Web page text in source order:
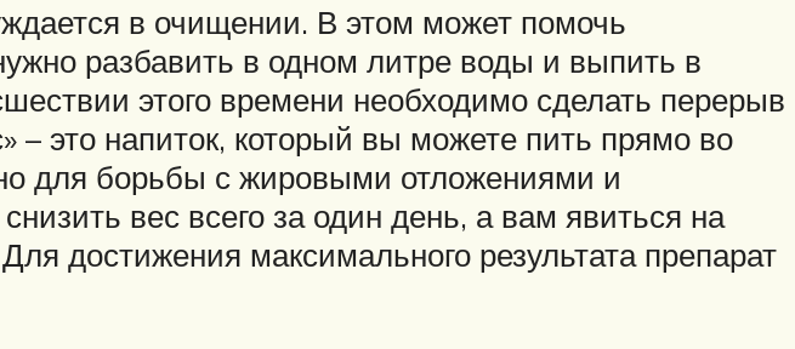
в очищении. В этом может помочь
разбавить в одном литре воды и выпить в
этого времени необходимо сделать перерыв
это напиток, который вы можете пить прямо во
для борьбы с жировыми отложениями и
вес всего за один день, а вам явиться на
достижения максимального результата препарат